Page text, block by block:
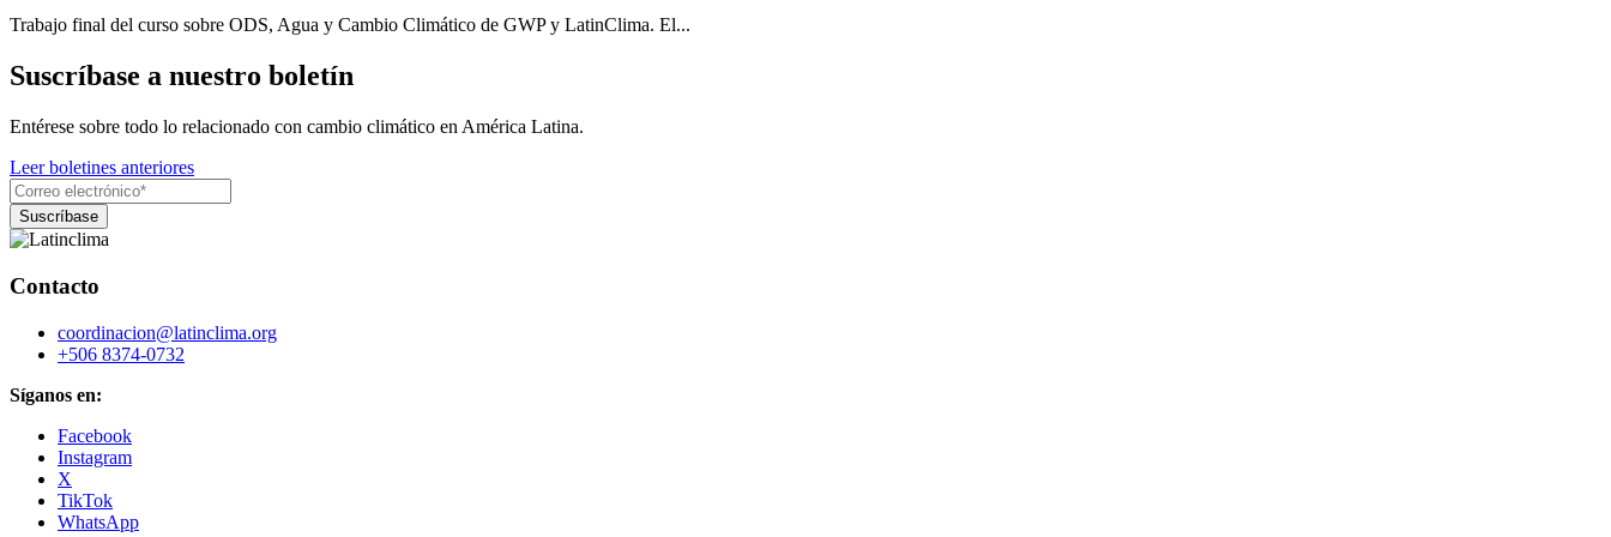
Trabajo final del curso sobre ODS, Agua y Cambio Climático de GWP y LatinClima. El...
Suscríbase a nuestro boletín
Entérese sobre todo lo relacionado con cambio climático en América Latina.
Leer boletines anteriores
Contacto
coordinacion@latinclima.org
+506 8374-0732
Síganos en:
Facebook
Instagram
X
TikTok
WhatsApp